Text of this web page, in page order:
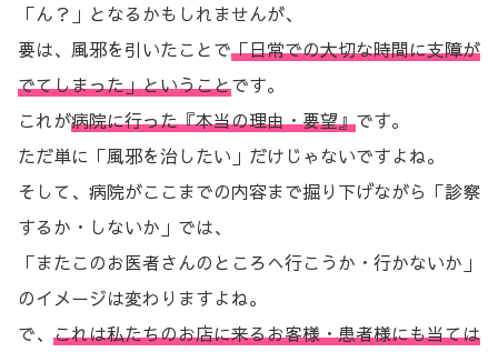
「ん？」となるかもしれませんが、
要は、風邪を引いたことで「日常での大切な時間に支障が
でてしまった」ということです。
これが病院に行った『本当の理由・要望』です。
ただ単に「風邪を治したい」だけじゃないですよね。
そして、病院がここまでの内容まで掘り下げながら「診察
するか・しないか」では、
「またこのお医者さんのところへ行こうか・行かないか」
のイメージは変わりますよね。
で、 これは私たちのお店に来るお客様・患者様にも当ては